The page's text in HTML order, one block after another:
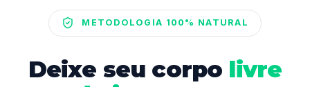
METODOLOGIA 100% NATURAL
Deixe seu corpo livre